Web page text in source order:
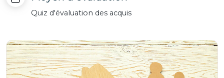
Quiz d'évaluation des acquis